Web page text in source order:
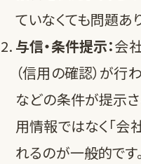
ていなくても問題あ
与信・条件提示：会
（信用の確認）が行
などの条件が提示
用情報ではなく「会
れるのが一般的です。